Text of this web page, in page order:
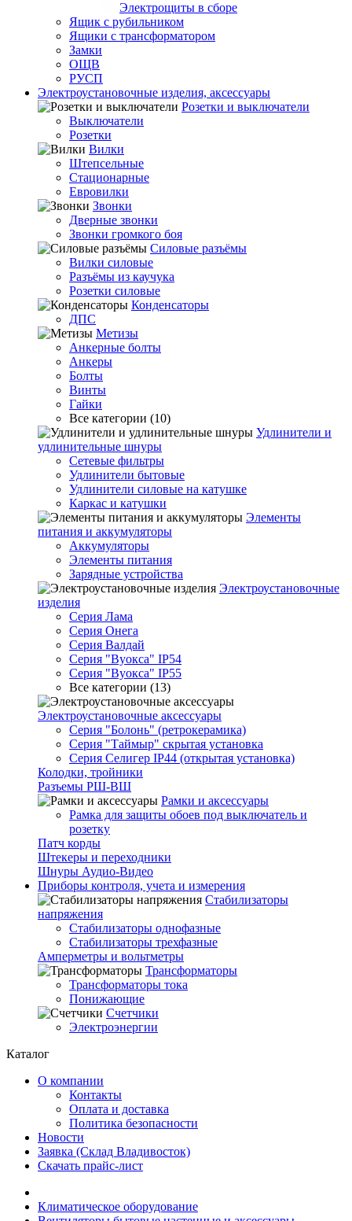
Электрощиты в сборе
Ящик с рубильником
Ящики с трансформатором
Замки
ОЩВ
РУСП
Электроустановочные изделия, аксессуары
Розетки и выключатели
Выключатели
Розетки
Вилки
Штепсельные
Стационарные
Евровилки
Звонки
Дверные звонки
Звонки громкого боя
Силовые разъёмы
Вилки силовые
Разъёмы из каучука
Розетки силовые
Конденсаторы
ДПС
Метизы
Анкерные болты
Анкеры
Болты
Винты
Гайки
Все категории (10)
Удлинители и
удлинительные шнуры
Сетевые фильтры
Удлинители бытовые
Удлинители силовые на катушке
Каркас и катушки
Элементы
питания и аккумуляторы
Аккумуляторы
Элементы питания
Зарядные устройства
Электроустановочные
изделия
Серия Лама
Серия Онега
Серия Валдай
Серия "Вуокса" IP54
Серия "Вуокса" IP55
Все категории (13)
Электроустановочные аксессуары
Серия "Болонь" (ретрокерамика)
Серия "Таймыр" скрытая установка
Серия Селигер IP44 (открытая установка)
Колодки, тройники
Разъемы РШ-ВШ
Рамки и аксессуары
Рамка для защиты обоев под выключатель и
розетку
Патч корды
Штекеры и переходники
Шнуры Аудио-Видео
Приборы контроля, учета и измерения
Стабилизаторы
напряжения
Стабилизаторы однофазные
Стабилизаторы трехфазные
Амперметры и вольтметры
Трансформаторы
Трансформаторы тока
Понижающие
Счетчики
Электроэнергии
Каталог
О компании
Контакты
Оплата и доставка
Политика безопасности
Новости
Заявка (Склад Владивосток)
Скачать прайс-лист
Климатическое оборудование